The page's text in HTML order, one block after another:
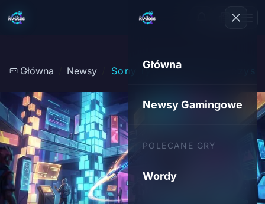
Główna
Newsy Gamingowe
POLECANE GRY
Wordy
Główna Newsy Sony rygorystycznie